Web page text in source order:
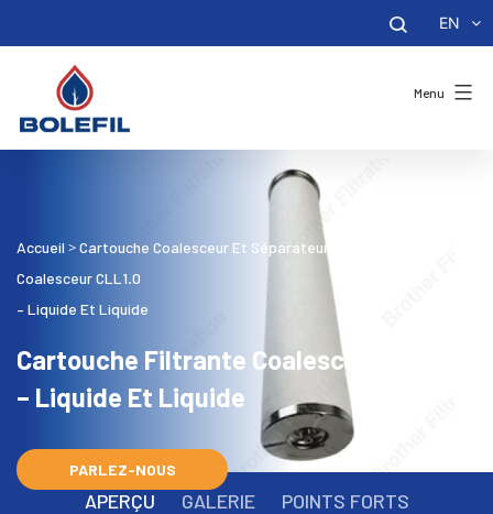
EN
Menu
Accueil >Cartouche Coalesceur Et Séparateur
Coalesceur CLL1.0
– Liquide Et Liquide
Cartouche Filtrante Coalesceur CLL1.0
– Liquide Et Liquide
PARLEZ-NOUS
APERÇU GALERIE POINTS FORTS